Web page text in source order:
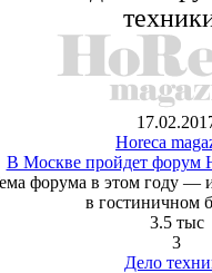
Horeca
В Москве пройдет форум
форума в этом году —
в гостиничном
3.5 тыс
3
Дело